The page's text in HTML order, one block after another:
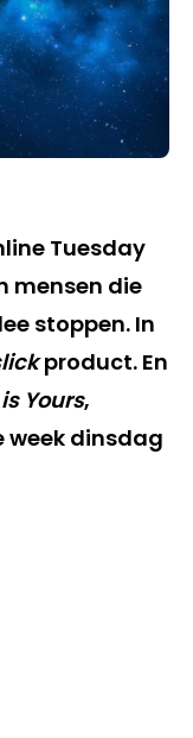
Tuesday
mensen die
stoppen. In
product. En
Yours,
week dinsdag